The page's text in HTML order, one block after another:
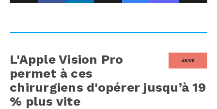
AR/VR
L'Apple Vision Pro
permet à ces
chirurgiens d'opérer jusqu’à 19
% plus vite